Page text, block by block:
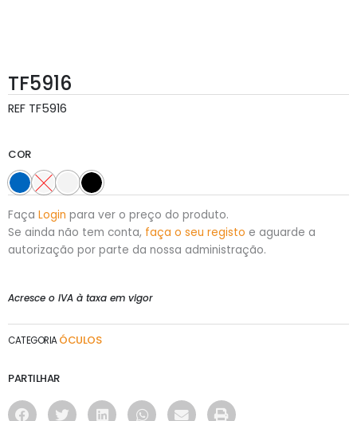
TF5916
REF TF5916
COR
Faça Login para ver o preço do produto.
Se ainda não tem conta, faça o seu registo e aguarde a
autorização por parte da nossa administração.
Acresce o IVA à taxa em vigor
CATEGORIA ÓCULOS
PARTILHAR